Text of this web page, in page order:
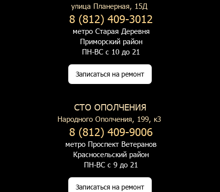
улица Планерная, 15Д
8 (812) 409-3012
метро Старая Деревня
Приморский район
ПН-ВС с 10 до 21
Записаться на ремонт
СТО ОПОЛЧЕНИЯ
Народного Ополчения, 199, к3
8 (812) 409-9006
метро Проспект Ветеранов
Красносельский район
ПН-ВС с 9 до 21
Записаться на ремонт